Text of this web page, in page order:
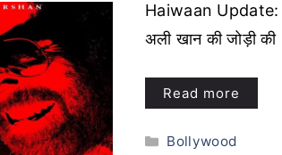
Haiwaan Update:
अली खान की जोड़ी
Read more
Categories
Bollywood